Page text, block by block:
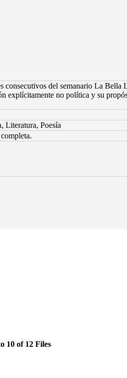
consecutivos del semanario La
explícitamente no política y su
Literatura, Poesía
10 of 12 Files